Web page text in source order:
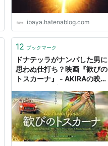
ibaya.hatenablog.com
12 ブックマーク
ドナテッラがナンパした男に
思わぬ仕打ち？映画『歓びの
トスカーナ』 - AKIRAの映